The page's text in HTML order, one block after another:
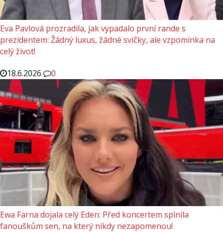
Eva Pavlová prozradila, jak vypadalo první rande s
prezidentem: Žádný luxus, žádné svíčky, ale vzpomínka na
celý život!
18.6.2026
0
Ewa Farna dojala celý Eden: Před koncertem splnila
fanouškům sen, na který nikdy nezapomenou!